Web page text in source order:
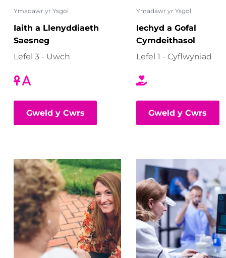
Ymadawr yr Ysgol
Iaith a Llenyddiaeth
Saesneg
Lefel 3 - Uwch
Gweld y Cwrs
Ymadawr yr Ysgol
Iechyd a Gofal
Cymdeithasol
Lefel 1 - Cyflwyniad
Gweld y Cwrs